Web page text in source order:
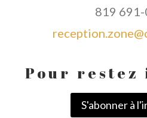
819
Pour restez
S'abonner à